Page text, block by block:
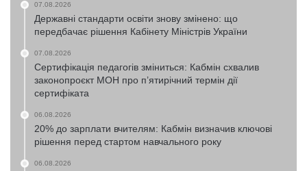
07.08.2026
Державні стандарти освіти знову змінено: що
передбачає рішення Кабінету Міністрів України
07.08.2026
Сертифікація педагогів зміниться: Кабмін схвалив
законопроєкт МОН про п’ятирічний термін дії
сертифіката
06.08.2026
20% до зарплати вчителям: Кабмін визначив ключові
рішення перед стартом навчального року
06.08.2026